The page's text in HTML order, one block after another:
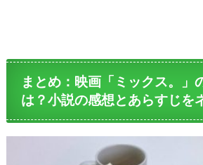
まとめ：映画「ミックス。」
は？小説の感想とあらすじを